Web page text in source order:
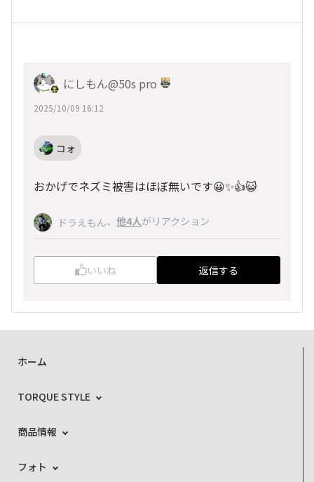
にしもん@50s pro
2025/10/09 16:12
コォ
おかげでネズミ被害はほぼ無いです😀✨👍😺
ドラえもん、 他4人がリアクション
いいね 返信する
ホーム
TORQUE STYLE
商品情報
フォト